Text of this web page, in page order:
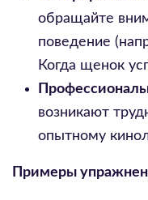
обращайте
поведение
Когда щенок
возникают
опытному
Примеры